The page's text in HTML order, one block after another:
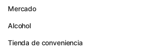
Mercado
Alcohol
Tienda de conveniencia